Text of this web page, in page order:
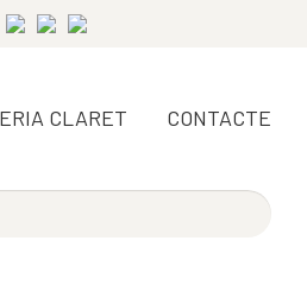
CLARET CONTACTE